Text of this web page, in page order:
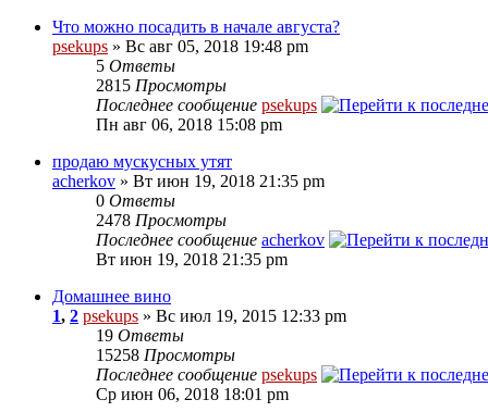
Что можно посадить в начале августа?
psekups » Вс авг 05, 2018 19:48 pm
5 Ответы
2815 Просмотры
Последнее сообщение psekups
Пн авг 06, 2018 15:08 pm
продаю мускусных утят
acherkov » Вт июн 19, 2018 21:35 pm
0 Ответы
2478 Просмотры
Последнее сообщение acherkov
Вт июн 19, 2018 21:35 pm
Домашнее вино
1, 2 psekups » Вс июл 19, 2015 12:33 pm
19 Ответы
15258 Просмотры
Последнее сообщение psekups
Ср июн 06, 2018 18:01 pm